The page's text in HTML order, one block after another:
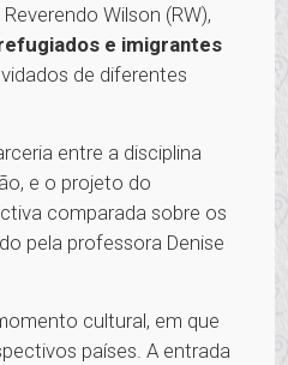
Wilson (RW),
e imigrantes
de diferentes
entre a disciplina
e o projeto do
comparada sobre os
pela professora Denise
cultural, em que
países. A entrada